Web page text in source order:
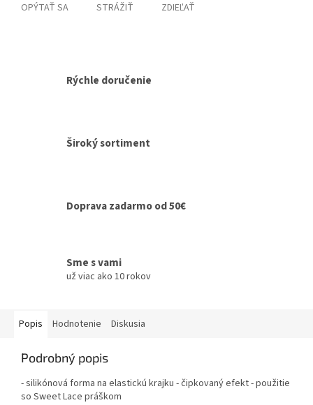
OPÝTAŤ SA STRÁŽIŤ ZDIEĽAŤ
Rýchle doručenie
Široký sortiment
Doprava zadarmo od 50€
Sme s vami
už viac ako 10 rokov
Popis Hodnotenie Diskusia
Podrobný popis
- silikónová forma na elastickú krajku - čipkovaný efekt - použitie
so Sweet Lace práškom